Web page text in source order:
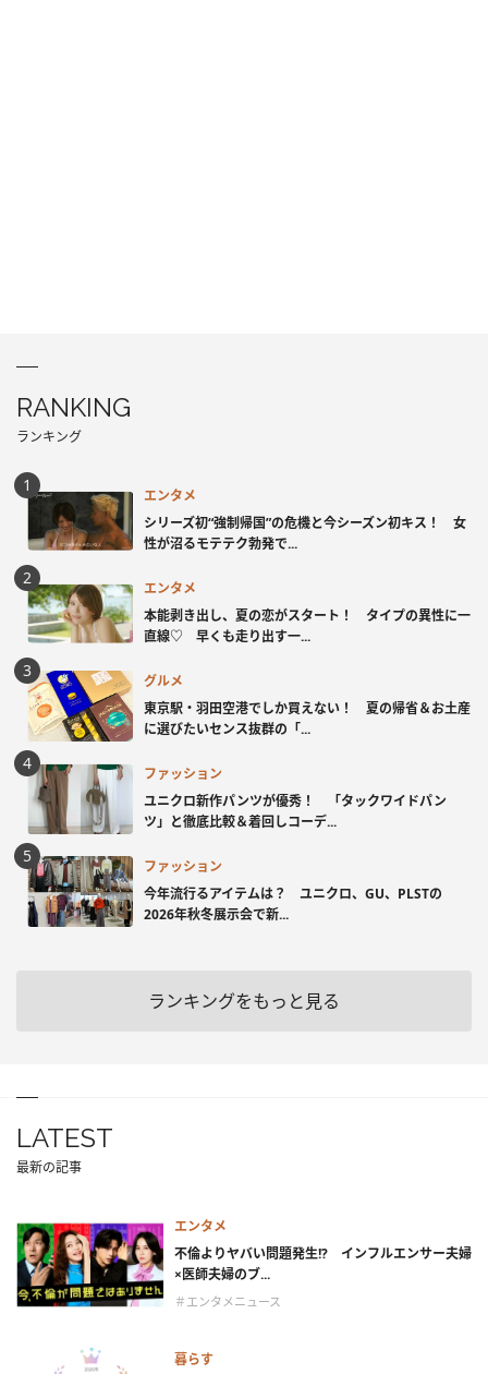
RANKING
ランキング
エンタメ
シリーズ初“強制帰国”の危機と今シーズン初キス！ 女
性が沼るモテテク勃発で...
エンタメ
本能剥き出し、夏の恋がスタート！ タイプの異性に一
直線♡ 早くも走り出す一...
グルメ
東京駅・羽田空港でしか買えない！ 夏の帰省＆お土産
に選びたいセンス抜群の「...
ファッション
ユニクロ新作パンツが優秀！ 「タックワイドパン
ツ」と徹底比較＆着回しコーデ...
ファッション
今年流行るアイテムは？ ユニクロ、GU、PLSTの
2026年秋冬展示会で新...
ランキングをもっと見る
LATEST
最新の記事
エンタメ
不倫よりヤバい問題発生!? インフルエンサー夫婦
×医師夫婦のブ...
＃エンタメニュース
暮らす